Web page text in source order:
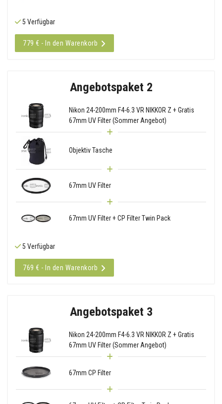
5 Verfügbar
779 € - In den Warenkorb
Angebotspaket 2
Nikon 24-200mm F4-6.3 VR NIKKOR Z + Gratis
67mm UV Filter (Sommer Angebot)
Objektiv Tasche
67mm UV Filter
67mm UV Filter + CP Filter Twin Pack
5 Verfügbar
769 € - In den Warenkorb
Angebotspaket 3
Nikon 24-200mm F4-6.3 VR NIKKOR Z + Gratis
67mm UV Filter (Sommer Angebot)
67mm CP Filter